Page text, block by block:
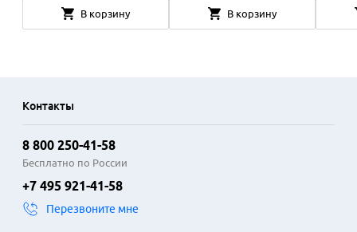
В корзину В корзину
Контакты
8 800 250-41-58
Бесплатно по России
+7 495 921-41-58
Перезвоните мне